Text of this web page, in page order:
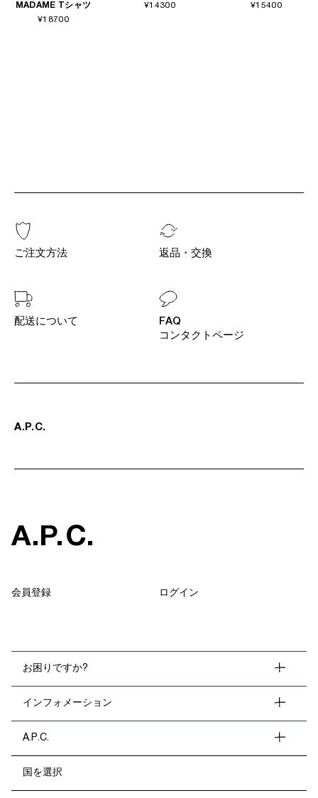
MADAME Tシャツ
¥18700
¥14300
¥15400
ご注文方法 返品・交換
配送について
FAQ
コンタクトページ
A. P. C.
A.P.C.
会員登録 ログイン
お困りですか?
インフォメーション
A.P.C.
国を選択